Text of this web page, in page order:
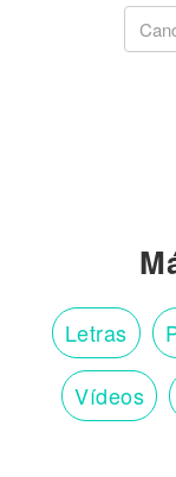
Letras
Vídeos